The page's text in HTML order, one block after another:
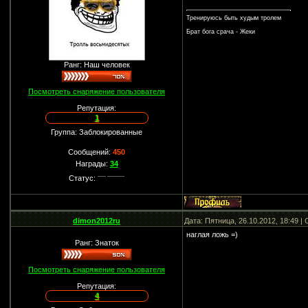
Ранг: Наш человек
Посмотреть снаряжение пользователя
Репутация:
1
Группа: Заблокированные
Сообщений:450
Награды: 34
Статус:
Тренируюсь быть худым тролем
Брат бога срача - Жеки
dimon2012ru Дата: Пятница, 26.10.2012, 18:49
Ранг: Знаток
Посмотреть снаряжение пользователя
Репутация:
4
наглая ложь =)